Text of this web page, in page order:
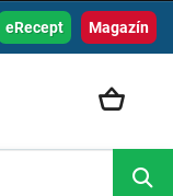
Magazín
eRecept